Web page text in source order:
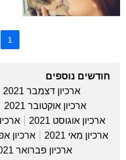
1
חודשים נוספים
ארכיון דצמבר 2021
ארכיון אוקטובר 2021
ארכיון אוגוסט 2021
ארכיון
ארכיון מאי 2021
ארכיון
ארכיון פברואר 2021